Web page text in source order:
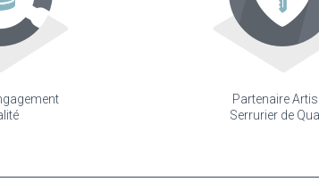
Partenaire
Serrurier de